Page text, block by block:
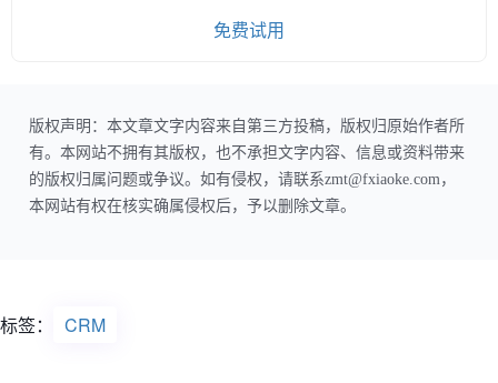
免费试用
版权声明：本文章文字内容来自第三方投稿，版权归原始作者所
有。本网站不拥有其版权，也不承担文字内容、信息或资料带来
的版权归属问题或争议。如有侵权，请联系zmt@fxiaoke.com，
本网站有权在核实确属侵权后，予以删除文章。
标签： CRM